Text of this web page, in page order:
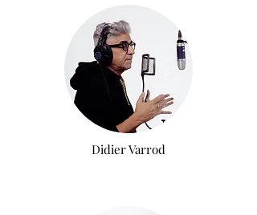
Didier Varrod